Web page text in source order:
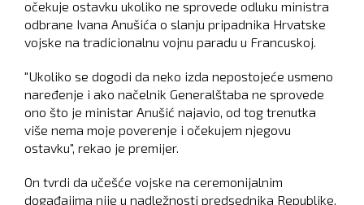
očekuje ostavku ukoliko ne sprovede odluku ministra
odbrane Ivana Anušića o slanju pripadnika Hrvatske
vojske na tradicionalnu vojnu paradu u Francuskoj.
"Ukoliko se dogodi da neko izda nepostojeće usmeno
naređenje i ako načelnik Generalštaba ne sprovede
ono što je ministar Anušić najavio, od tog trenutka
više nema moje poverenje i očekujem njegovu
ostavku", rekao je premijer.
On tvrdi da učešće vojske na ceremonijalnim
događajima nije u nadležnosti predsednika Republike,